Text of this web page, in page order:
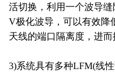
活切换，利用一个波导
V极化波导，可以有效降
天线的端口隔离度，进而
3)系统具有多种LFM(线